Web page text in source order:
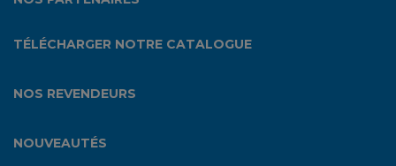
TÉLÉCHARGER NOTRE CATALOGUE
NOS REVENDEURS
NOUVEAUTÉS